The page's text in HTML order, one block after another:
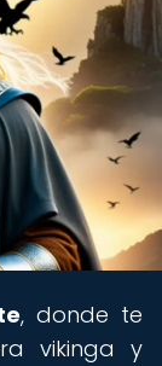
, donde te
vikinga y